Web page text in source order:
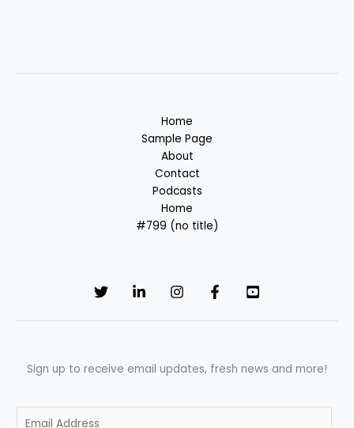
Home
Sample Page
About
Contact
Podcasts
Home
#799 (no title)
Sign up to receive email updates, fresh news and more!